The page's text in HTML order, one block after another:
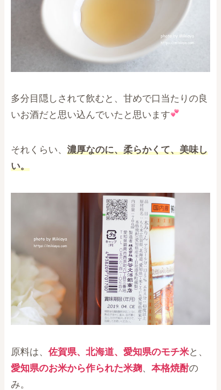
多分目隠しされて飲むと、甘めで口当たりの良
いお酒だと思い込んでいたと思います
それくらい、濃厚なのに、柔らかくて、美味し
い。
原料は、佐賀県、北海道、愛知県のモチ米と、
愛知県のお米から作られた米麹、本格焼酎の
み。